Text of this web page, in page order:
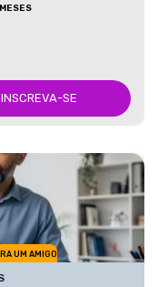
INSCREVA-SE
UM AMIGO